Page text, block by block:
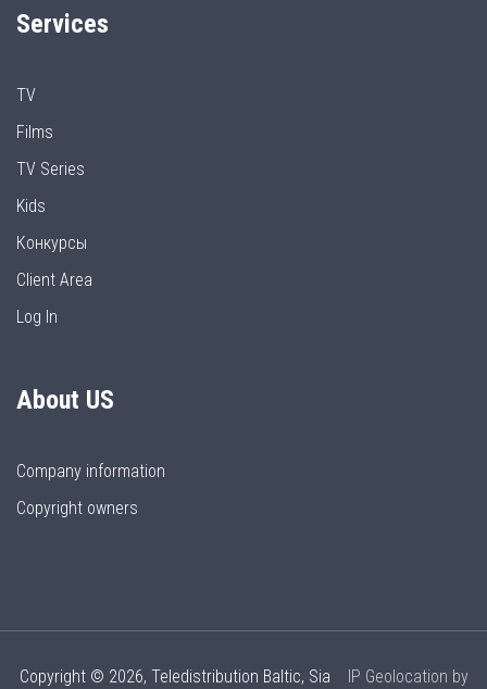
Services
TV
Films
TV Series
Kids
Конкурсы
Client Area
Log In
About US
Company information
Copyright owners
Copyright © 2026, Teledistribution Baltic, Sia IP Geolocation by